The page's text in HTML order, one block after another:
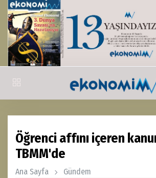
Öğrenci affını içeren
TBMM'de
Ana Sayfa Gündem